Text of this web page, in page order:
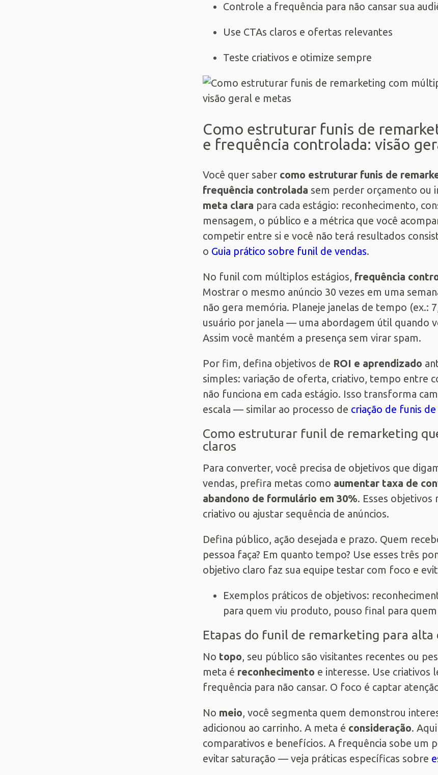
Controle a frequência para não cansar sua
Use CTAs claros e ofertas relevantes
Teste criativos e otimize sempre
Como estruturar funis de
e frequência controlada: visão
Você quer saber como estruturar funis de
frequência controlada sem perder orçamento ou
meta clara para cada estágio: reconhecimento,
mensagem, o público e a métrica que você
competir entre si e você não terá resultados
o Guia prático sobre funil de vendas.
No funil com múltiplos estágios, frequência
Mostrar o mesmo anúncio 30 vezes em uma
não gera memória. Planeje janelas de tempo (ex.:
usuário por janela — uma abordagem útil quando
Assim você mantém a presença sem virar spam.
Por fim, defina objetivos de ROI e aprendizado
simples: variação de oferta, criativo, tempo entre
não funciona em cada estágio. Isso transforma
escala — similar ao processo de criação de funis
Como estruturar funil de remarketing
claros
Para converter, você precisa de objetivos que
vendas, prefira metas como aumentar taxa de
abandono de formulário em 30%. Esses
criativo ou ajustar sequência de anúncios.
Defina público, ação desejada e prazo. Quem
pessoa faça? Em quanto tempo? Use esses três
objetivo claro faz sua equipe testar com foco e
Exemplos práticos de objetivos:
para quem viu produto, pouso final para
Etapas do funil de remarketing para
No topo, seu público são visitantes recentes ou
meta é reconhecimento e interesse. Use criativos
frequência para não cansar. O foco é captar
No meio, você segmenta quem demonstrou
adicionou ao carrinho. A meta é consideração.
comparativos e benefícios. A frequência sobe um
evitar saturação — veja práticas específicas sobre